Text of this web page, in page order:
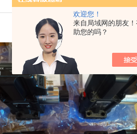
欢迎您！
来自局域网的朋友
助您的吗？